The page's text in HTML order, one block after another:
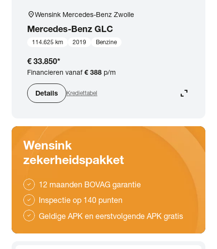
location_onWensink Mercedes-Benz Zwolle
Mercedes-Benz GLC
114.625 km 2019 Benzine
€ 33.850*
Financieren vanaf€ 388 p/m
Details Krediettabel expand_content
Wensink
zekerheidspakket
check 12 maanden BOVAG garantie
check Inspectie op 140 punten
check Geldige APK en eerstvolgende APK gratis